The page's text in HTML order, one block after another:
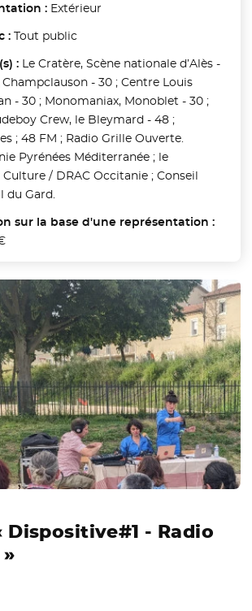
: Extérieur
: Tout public
: Le Cratère, Scène nationale d’Alès -
- 30 ; Centre Louis
- 30 ; Monomaniax, Monoblet - 30 ;
Crew, le Bleymard - 48 ;
; 48 FM ; Radio Grille Ouverte.
Pyrénées Méditerranée ; le
/ DRAC Occitanie ; Conseil
du Gard.
sur la base d'une représentation :
Dispositive#1 - Radio